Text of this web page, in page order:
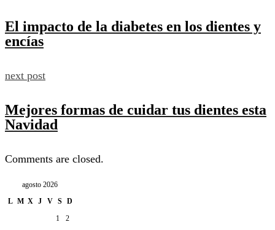
El impacto de la diabetes en los dientes y
encías
next post
Mejores formas de cuidar tus dientes esta
Navidad
Comments are closed.
agosto 2026
L M X J V S
D
1
2